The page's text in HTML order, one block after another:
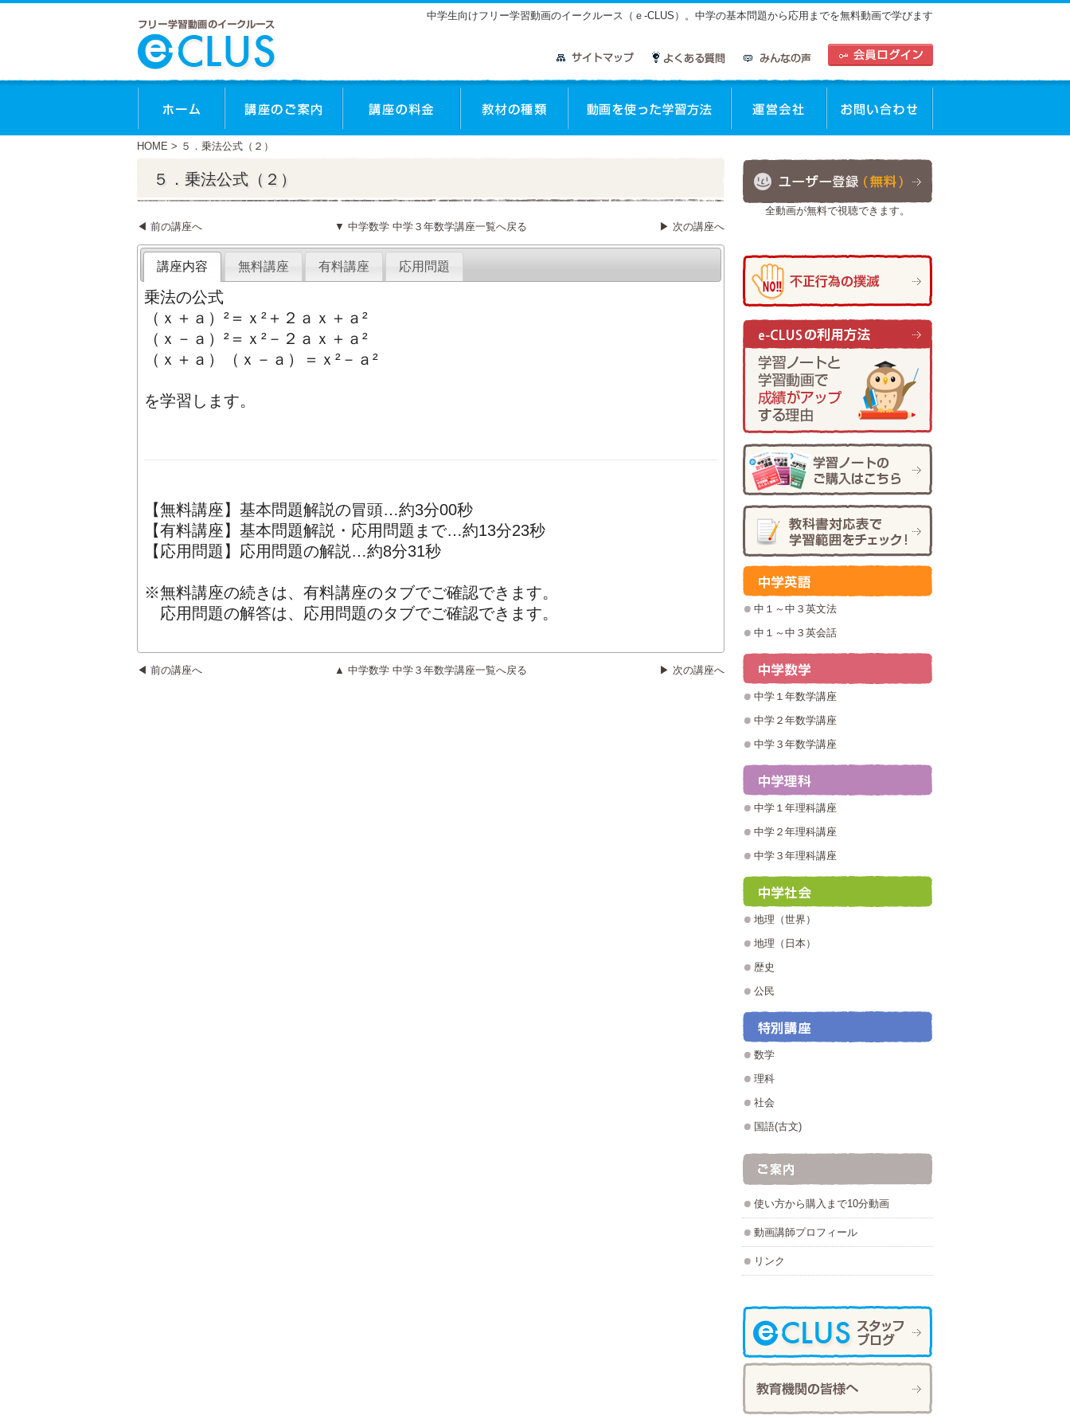
中学生向けフリー学習動画のイークルース（ｅ-CLUS）。中学の基本問題から応用までを無料動画で学びます
HOME > ５．乗法公式（２）
５．乗法公式（２）
◀ 前の講座へ ▼ 中学数学 中学３年数学講座一覧へ戻る ▶ 次の講座へ
講座内容 無料講座 有料講座 応用問題
乗法の公式
（ｘ＋ａ）²＝ｘ²＋２ａｘ＋ａ²
（ｘ－ａ）²＝ｘ²－２ａｘ＋ａ²
（ｘ＋ａ）（ｘ－ａ）＝ｘ²－ａ²
を学習します。
【無料講座】基本問題解説の冒頭…約3分00秒
【有料講座】基本問題解説・応用問題まで…約13分23秒
【応用問題】応用問題の解説…約8分31秒
※無料講座の続きは、有料講座のタブでご確認できます。
応用問題の解答は、応用問題のタブでご確認できます。
◀ 前の講座へ ▲ 中学数学 中学３年数学講座一覧へ戻る ▶ 次の講座へ
全動画が無料で視聴できます。
中１～中３英文法
中１～中３英会話
中学１年数学講座
中学２年数学講座
中学３年数学講座
中学１年理科講座
中学２年理科講座
中学３年理科講座
地理（世界）
地理（日本）
歴史
公民
数学
理科
社会
国語(古文)
使い方から購入まで10分動画
動画講師プロフィール
リンク